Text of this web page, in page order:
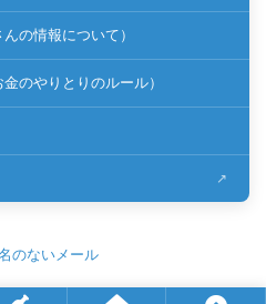
の情報について）
のやりとりのルール）
のないメール